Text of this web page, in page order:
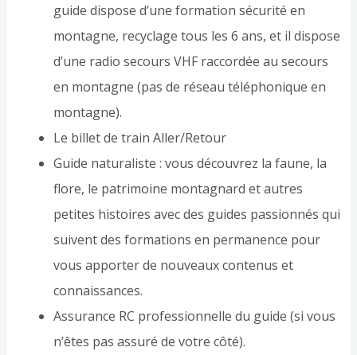
guide dispose d’une formation sécurité en
montagne, recyclage tous les 6 ans, et il dispose
d’une radio secours VHF raccordée au secours
en montagne (pas de réseau téléphonique en
montagne).
Le billet de train Aller/Retour
Guide naturaliste : vous découvrez la faune, la
flore, le patrimoine montagnard et autres
petites histoires avec des guides passionnés qui
suivent des formations en permanence pour
vous apporter de nouveaux contenus et
connaissances.
Assurance RC professionnelle du guide (si vous
n’êtes pas assuré de votre côté).